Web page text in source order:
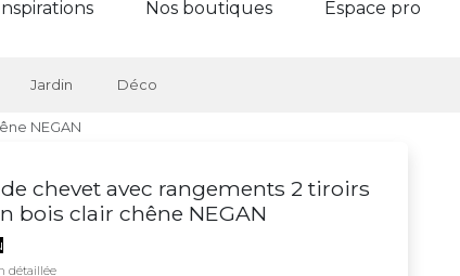
Nos boutiques Espace pro
Jardin Déco
NEGAN
chevet avec rangements 2 tiroirs
bois clair chêne NEGAN
détaillée